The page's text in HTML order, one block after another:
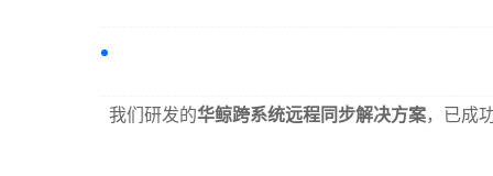
我们研发的华鲸跨系统远程同步解决方案，已成